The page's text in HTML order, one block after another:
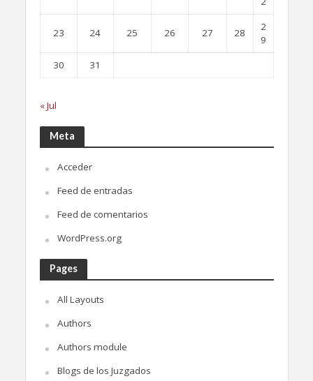
23 24 25 26 27 28
2
9
30
31
« Jul
Meta
Acceder
Feed de entradas
Feed de comentarios
WordPress.org
Pages
All Layouts
Authors
Authors module
Blogs de los Juzgados